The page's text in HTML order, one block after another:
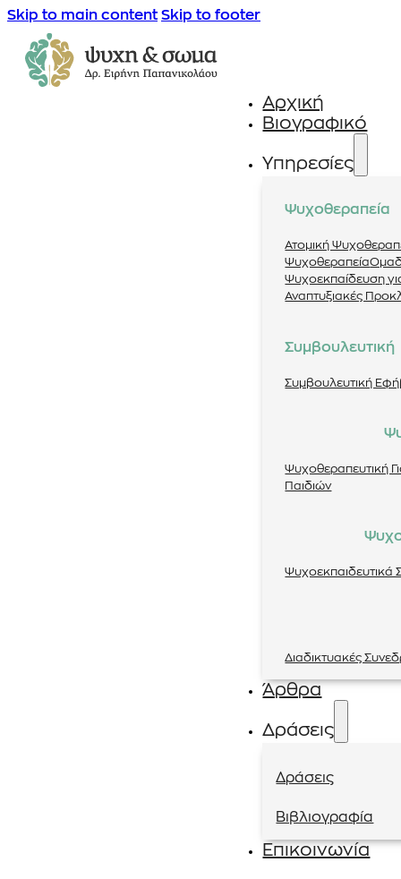
Skip to main content Skip to footer
Αρχική
Βιογραφικό
Υπηρεσίες
Ψυχοθεραπεία
Ατομική
Ψυχοθεραπεία
Ψυχοεκπαίδευση
Αναπτυξιακές
Συμβουλευτική
Συμβουλευτική
Ψυχοθεραπευτική
Παιδιών
Ψυχοεκπαιδευτικά
Διαδικτυακές
Άρθρα
Δράσεις
Δράσεις
Βιβλιογραφία
Επικοινωνία